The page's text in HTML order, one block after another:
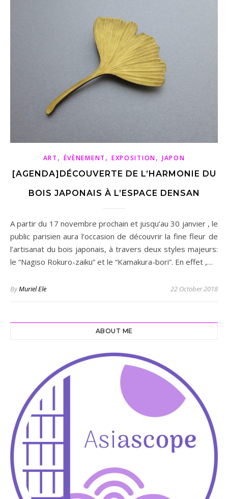
ART , ÉVÈNEMENT , EXPOSITION, JAPON
[AGENDA]DÉCOUVERTE DE L’HARMONIE DU
BOIS JAPONAIS À L’ESPACE DENSAN
A partir du 17 novembre prochain et jusqu’au 30 janvier , le
public parisien aura l’occasion de découvrir la fine fleur de
l’artisanat du bois japonais, à travers deux styles majeurs:
le “Nagiso Rokuro-zaiku” et le “Kamakura-bori”. En effet ,…
ByMuriel Ele 22 October 2018
ABOUT ME